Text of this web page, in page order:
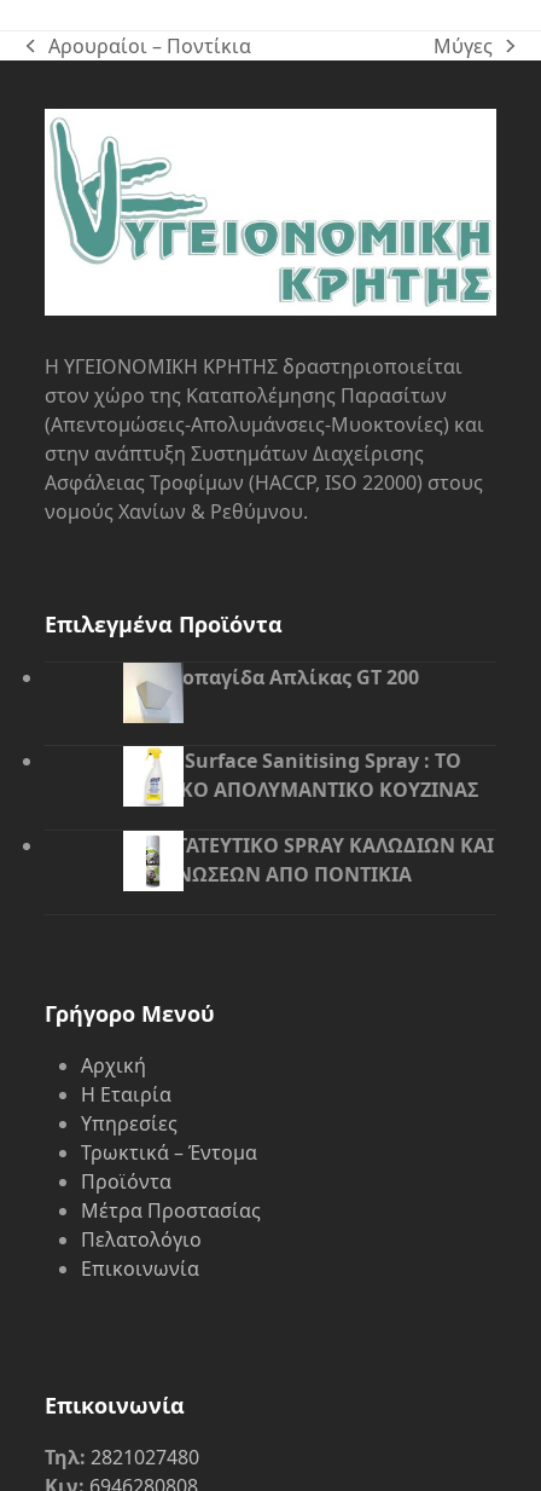
previous
Αρουραίοι – Ποντίκια
next
Μύγες
Η ΥΓΕΙΟΝΟΜΙΚΗ ΚΡΗΤΗΣ δραστηριοποιείται
στον χώρο της Kαταπολέμησης Παρασίτων
(Απεντομώσεις-Απολυμάνσεις-Μυοκτονίες) και
στην ανάπτυξη Συστημάτων Διαχείρισης
Ασφάλειας Τροφίμων (HACCP, ISO 22000) στους
νομούς Χανίων & Ρεθύμνου.
Επιλεγμένα Προϊόντα
Εντομοπαγίδα Απλίκας GT 200
Purell Surface Sanitising Spray : ΤΟ
ΙΔΑΝΙΚΟ ΑΠΟΛΥΜΑΝΤΙΚΟ ΚΟΥΖΙΝΑΣ
ΠΡΟΣΤΑΤΕΥΤΙΚΟ SPRAY ΚΑΛΩΔΙΩΝ ΚΑΙ
ΣΩΛΗΝΩΣΕΩΝ ΑΠΟ ΠΟΝΤΙΚΙΑ
Γρήγορο Μενού
Αρχική
Η Εταιρία
Υπηρεσίες
Τρωκτικά – Έντομα
Προϊόντα
Μέτρα Προστασίας
Πελατολόγιο
Επικοινωνία
Επικοινωνία
Τηλ: 2821027480